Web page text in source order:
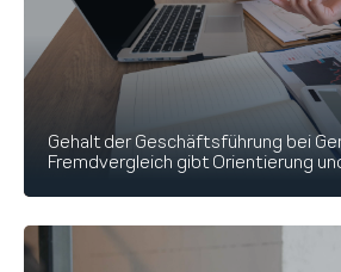
Gehalt der Geschäftsführung bei
Fremdvergleich gibt Orientierung